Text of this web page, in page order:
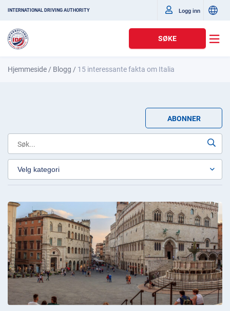
INTERNATIONAL DRIVING AUTHORITY Logg inn
SØKE
Hjemmeside / Blogg / 15 interessante fakta om Italia
ABONNER